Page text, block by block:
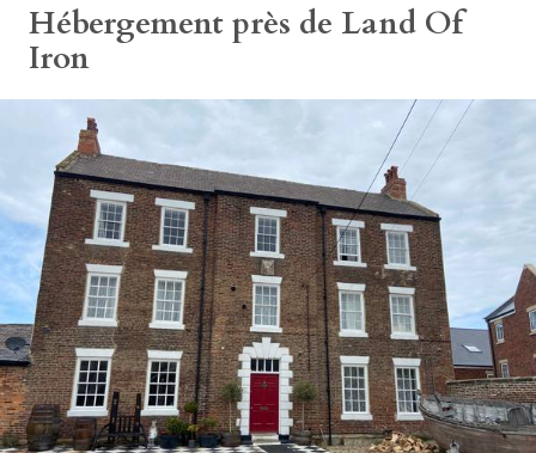
Hébergement près de Land Of
Iron